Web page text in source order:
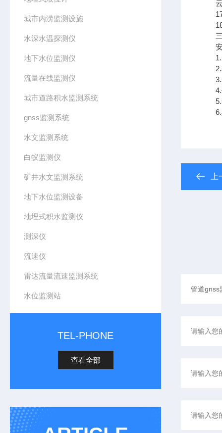
城市内涝监测设施
水深水温探测仪
地下水位监测仪
流量在线监测仪
城市道路积水监测系统
gnss监测系统
水文监测系统
白蚁监测仪
矿井水文监测系统
地下水位监测设备
地埋式积水监测仪
测深仪
流速仪
雷达流量流速监测系统
水位监测站
TEL-PHONE
查看全部
云
18.☆
三
安
1.无
2.基
3.基
4.优
5.安
6.具